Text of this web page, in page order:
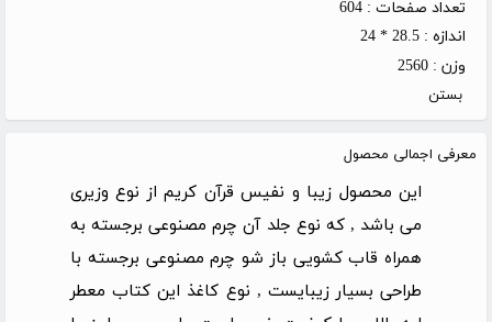
تعداد صفحات : 604
اندازه : 28.5 * 24
وزن : 2560
بستن
معرفی اجمالی محصول
این محصول زیبا و نفیس قرآن کریم از نوع وزیری
می باشد , که نوع جلد آن چرم مصنوعی برجسته به
همراه قاب کشویی باز شو چرم مصنوعی برجسته با
طراحی بسیار زیبایست , نوع کاغذ این کتاب معطر